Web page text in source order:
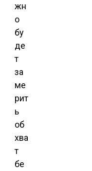
жн
о
бу
де
т
за
ме
рит
ь
об
хва
т
бе